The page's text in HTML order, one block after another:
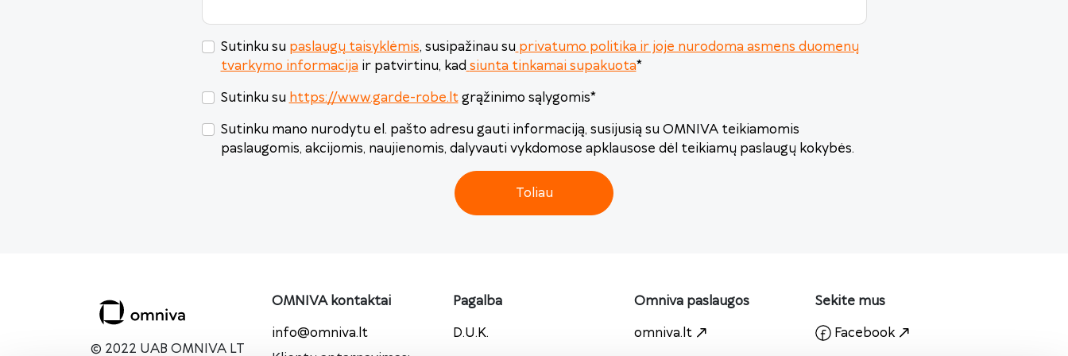
Sutinku su paslaugų taisyklėmis, susipažinau su privatumo politika ir joje nurodoma asmens duomenų
tvarkymo informacija ir patvirtinu, kad siunta tinkamai supakuota*
Sutinku su https://www.garde-robe.lt grąžinimo sąlygomis*
Sutinku mano nurodytu el. pašto adresu gauti informaciją, susijusią su OMNIVA teikiamomis
paslaugomis, akcijomis, naujienomis, dalyvauti vykdomose apklausose dėl teikiamų paslaugų kokybės.
Toliau
© 2022 UAB OMNIVA LT
OMNIVA kontaktai
info@omniva.lt
Pagalba
D.U.K.
Omniva paslaugos
omniva.lt
Sekite mus
Facebook